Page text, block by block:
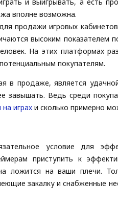
вполне возможна.
продажи игровых
высоким показателем
На этих платформах
покупателям.
в продаже, является
завышать. Ведь среди
играх и сколько примерно
условие для
приступить к
ложится на ваши плечи.
закалку и снабженные